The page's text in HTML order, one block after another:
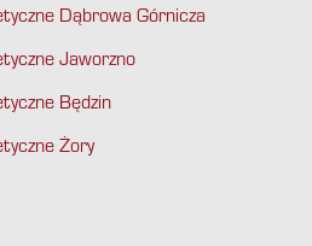
Dąbrowa Górnicza
Jaworzno
Będzin
Żory